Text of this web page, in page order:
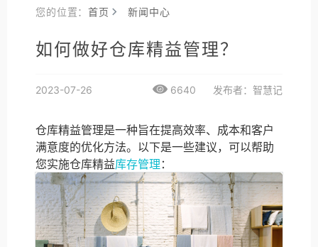
您的位置：首页 新闻中心
如何做好仓库精益管理？
2023-07-26 6640 发布者：智慧记
仓库精益管理是一种旨在提高效率、成本和客户
满意度的优化方法。以下是一些建议，可以帮助
您实施仓库精益库存管理 ：